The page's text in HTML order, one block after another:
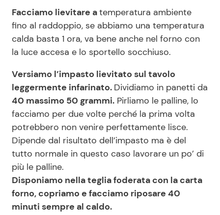
Facciamo lievitare atemperatura ambiente
fino al raddoppio, se abbiamo una temperatura
calda basta 1 ora, va bene anche nel forno con
la luce accesa e lo sportello socchiuso.
Versiamo l’impasto lievitato sul tavolo
leggermente infarinato. Dividiamo in panetti da
40 massimo 50 grammi. Pirliamo le palline, lo
facciamo per due volte perché la prima volta
potrebbero non venire perfettamente lisce.
Dipende dal risultato dell’impasto ma è del
tutto normale in questo caso lavorare un po’ di
più le palline.
Disponiamo nella teglia foderata con la carta
forno, copriamo e facciamo riposare 40
minuti sempre al caldo.